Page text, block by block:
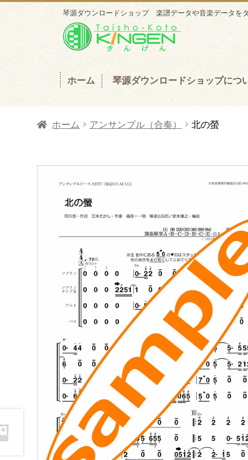
琴源ダウンロードショップ 楽譜データや音楽データを
ナ
ビ
ー
ン
プ
コ
ン
ン
ス
ホーム 琴源ダウンロードショップにつ
ホーム アンサンブル（合奏） 北の螢